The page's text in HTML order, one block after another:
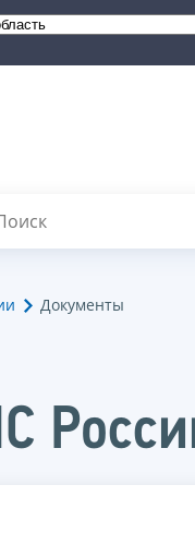
Документы